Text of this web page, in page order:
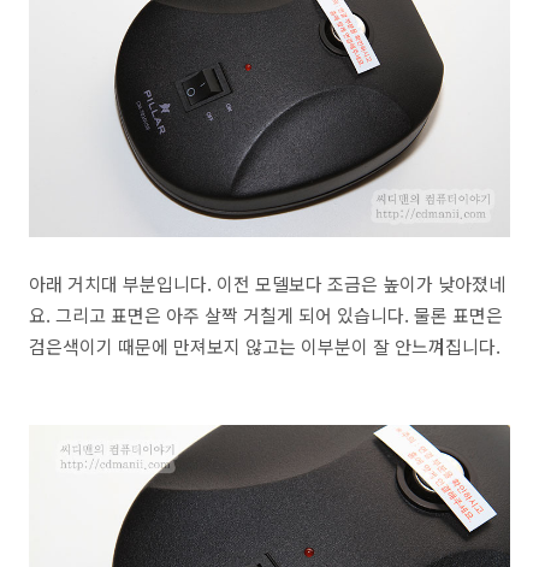
아래 거치대 부분입니다. 이전 모델보다 조금은 높이가 낮아졌네
요. 그리고 표면은 아주 살짝 거칠게 되어 있습니다. 물론 표면은
검은색이기 때문에 만져보지 않고는 이부분이 잘 안느껴집니다.